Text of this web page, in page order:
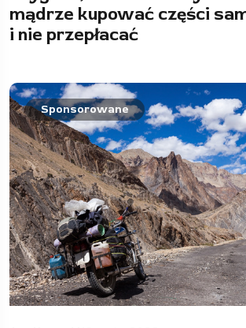
mądrze kupować części
i nie przepłacać
Sponsorowane